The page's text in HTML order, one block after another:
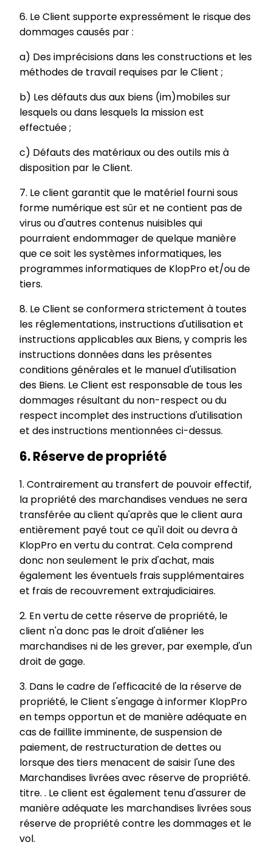
6. Le Client supporte expressément le risque des
dommages causés par :
a) Des imprécisions dans les constructions et les
méthodes de travail requises par le Client ;
b) Les défauts dus aux biens (im)mobiles sur
lesquels ou dans lesquels la mission est
effectuée ;
c) Défauts des matériaux ou des outils mis à
disposition par le Client.
7. Le client garantit que le matériel fourni sous
forme numérique est sûr et ne contient pas de
virus ou d'autres contenus nuisibles qui
pourraient endommager de quelque manière
que ce soit les systèmes informatiques, les
programmes informatiques de KlopPro et/ou de
tiers.
8. Le Client se conformera strictement à toutes
les réglementations, instructions d'utilisation et
instructions applicables aux Biens, y compris les
instructions données dans les présentes
conditions générales et le manuel d'utilisation
des Biens. Le Client est responsable de tous les
dommages résultant du non-respect ou du
respect incomplet des instructions d'utilisation
et des instructions mentionnées ci-dessus.
6. Réserve de propriété
1. Contrairement au transfert de pouvoir effectif,
la propriété des marchandises vendues ne sera
transférée au client qu'après que le client aura
entièrement payé tout ce qu'il doit ou devra à
KlopPro en vertu du contrat. Cela comprend
donc non seulement le prix d'achat, mais
également les éventuels frais supplémentaires
et frais de recouvrement extrajudiciaires.
2. En vertu de cette réserve de propriété, le
client n'a donc pas le droit d'aliéner les
marchandises ni de les grever, par exemple, d'un
droit de gage.
3. Dans le cadre de l'efficacité de la réserve de
propriété, le Client s'engage à informer KlopPro
en temps opportun et de manière adéquate en
cas de faillite imminente, de suspension de
paiement, de restructuration de dettes ou
lorsque des tiers menacent de saisir l'une des
Marchandises livrées avec réserve de propriété.
titre. . Le client est également tenu d'assurer de
manière adéquate les marchandises livrées sous
réserve de propriété contre les dommages et le
vol.